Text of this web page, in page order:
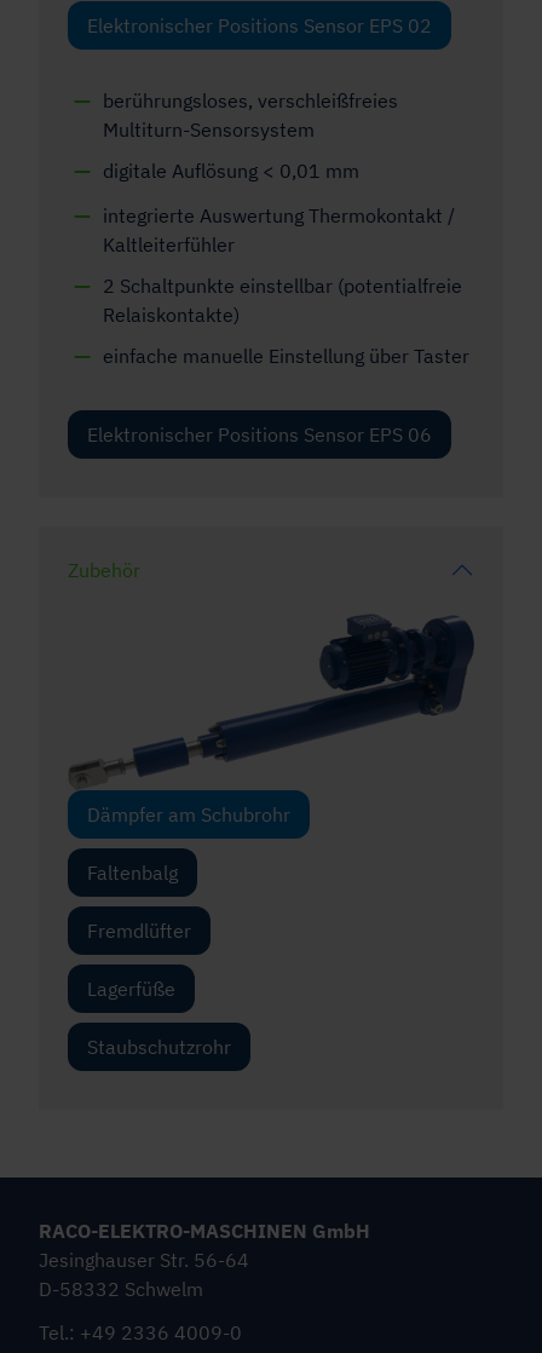
Elektronischer Positions Sensor EPS 02
berührungsloses, verschleißfreies
Multiturn-Sensorsystem
digitale Auflösung < 0,01 mm
integrierte Auswertung Thermokontakt /
Kaltleiterfühler
2 Schaltpunkte einstellbar (potentialfreie
Relaiskontakte)
einfache manuelle Einstellung über Taster
Elektronischer Positions Sensor EPS 06
Zubehör
Dämpfer am Schubrohr
Faltenbalg
Fremdlüfter
Lagerfüße
Staubschutzrohr
RACO-ELEKTRO-MASCHINEN GmbH
Jesinghauser Str. 56-64
D-58332 Schwelm
Tel.: +49 2336 4009-0